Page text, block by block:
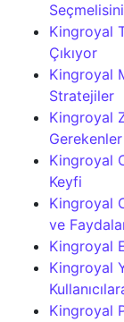
Kingroyal
Çıkıyor
Kingroyal
Stratejiler
Kingroyal
Gerekenler
Kingroyal
Keyfi
Kingroyal
ve
Kingroyal
Kingroyal
Kingroyal